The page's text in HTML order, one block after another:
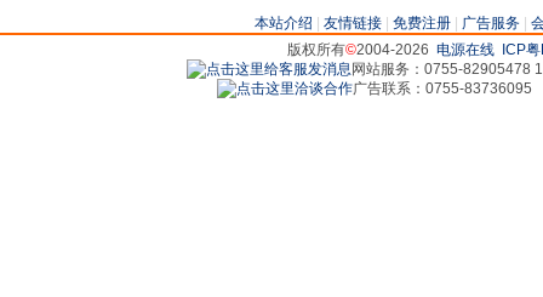
本站介绍 友情链接| 免费注册| 广告服务|
版权所有©2004-2026 电源在线
ICP
网站服务：0755-82905478
广告联系：0755-83736095